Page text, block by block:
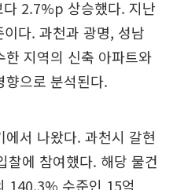
2.7%p 상승했다. 지난
다. 과천과 광명, 성남
지역의 신축 아파트와
향으로 분석된다.
서 나왔다. 과천시 갈현
찰에 참여했다. 해당 물건
140.3% 수준인 15억